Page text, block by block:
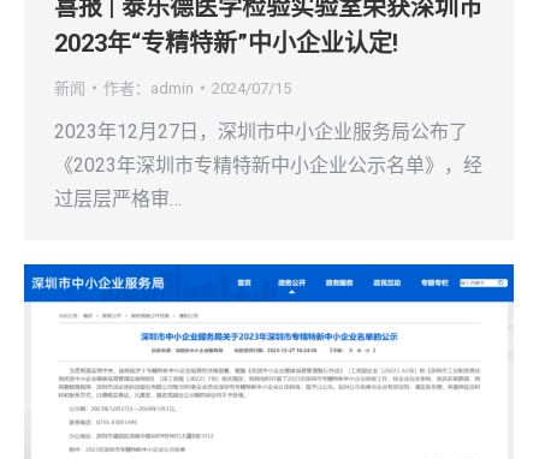
喜报 | 泰乐德医学检验实验室荣获深圳市
2023年“专精特新”中小企业认定!
新闻 作者： admin 2024/07/15
2023年12月27日，深圳市中小企业服务局公布了
《2023年深圳市专精特新中小企业公示名单》，经
过层层严格审…